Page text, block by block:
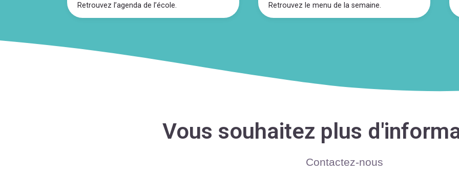
Retrouvez l’agenda de l’école. Retrouvez le menu de la semaine.
Vous souhaitez plus
Contactez-nous